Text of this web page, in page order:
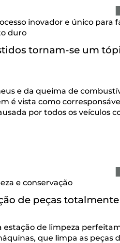
inovador e único para
duro
tornam-se um
e da queima de
é vista como
por todos os veículos
e conservação
de peças
estação de limpeza
que limpa as peças